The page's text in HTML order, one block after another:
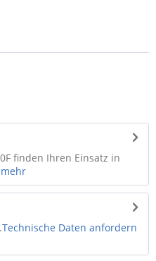
finden Ihren Einsatz in
mehr
Technische Daten anfordern